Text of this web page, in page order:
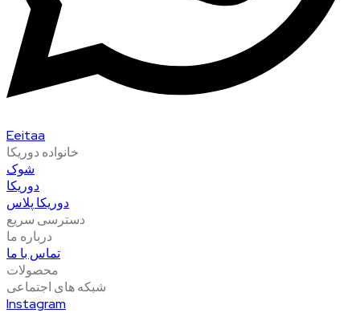
Eeitaa
خانواده دوریکا
شوک
دوریکا
دوریکا پلاس
دسترسی سریع
درباره ما
تماس با ما
محصولات
شبکه های اجتماعی
Instagram